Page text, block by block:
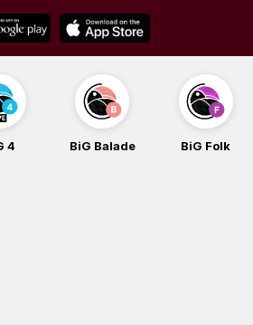
4 BiG Balade BiG Folk